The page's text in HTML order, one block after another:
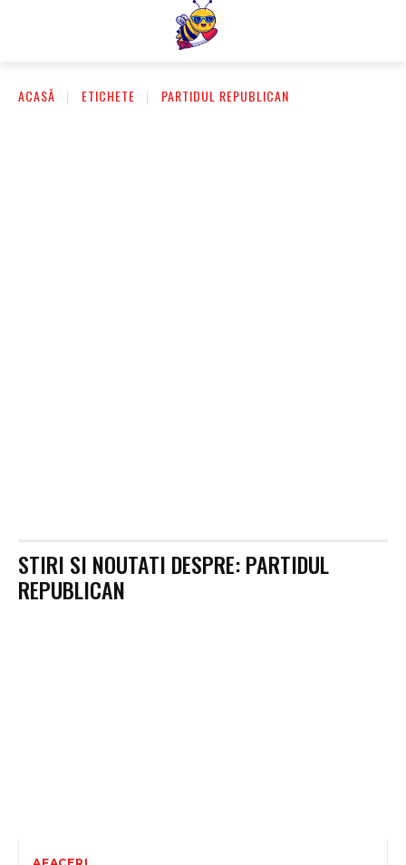
ACASĂ ETICHETE PARTIDUL REPUBLICAN
STIRI SI NOUTATI DESPRE:PARTIDUL
REPUBLICAN